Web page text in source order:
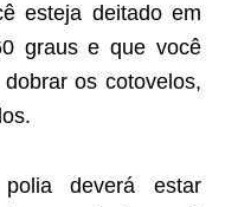
esteja deitado em
graus e que você
os cotovelos,
deverá estar